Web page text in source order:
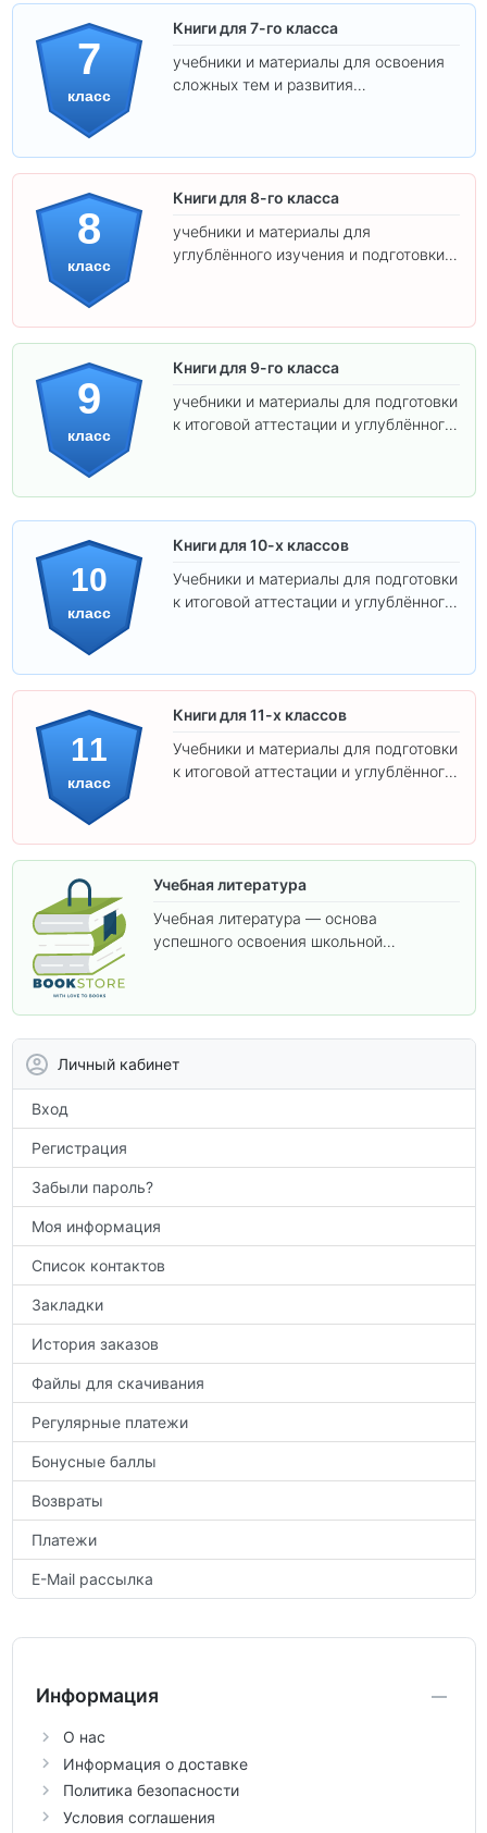
7
класс
Книги для 7-го класса
учебники и материалы для освоения
сложных тем и развития
8
класс
Книги для 8-го класса
учебники и материалы для
углублённого изучения и подготовки к
9
класс
Книги для 9-го класса
учебники и материалы для подготовки
к итоговой аттестации и углублённого
10
класс
Книги для 10-х классов
Учебники и материалы для подготовки
к итоговой аттестации и углублённого
11
класс
Книги для 11-х классов
Учебники и материалы для подготовки
к итоговой аттестации и углублённого
Учебная литература
Учебная литература — основа
успешного освоения школьной
Личный кабинет
Вход
Регистрация
Забыли пароль?
Моя информация
Список контактов
Закладки
История заказов
Файлы для скачивания
Регулярные платежи
Бонусные баллы
Возвраты
Платежи
E-Mail рассылка
Информация
О нас
Информация о доставке
Политика безопасности
Условия соглашения